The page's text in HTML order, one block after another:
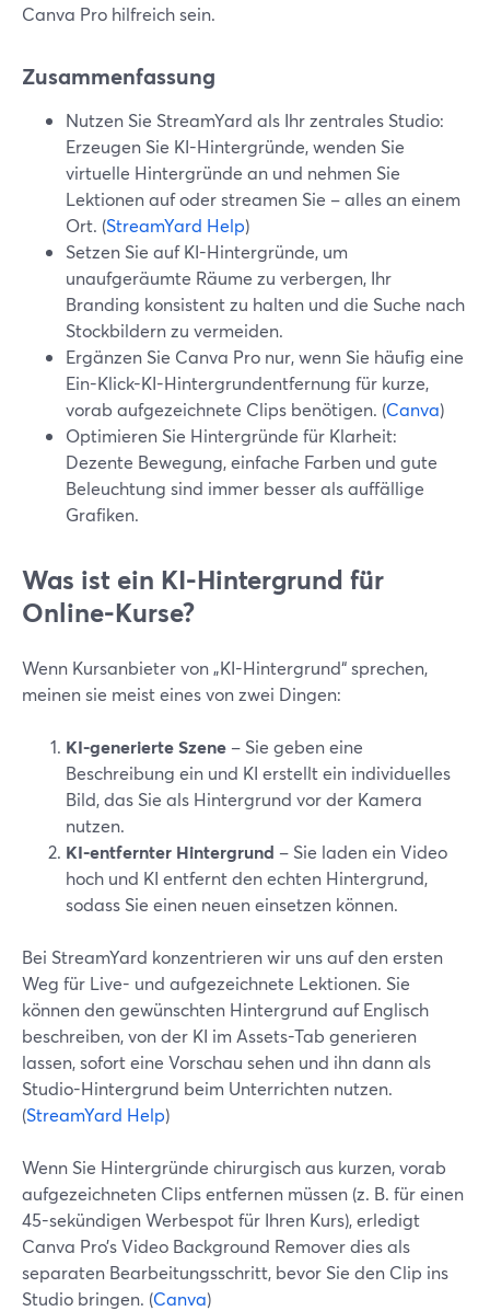
Canva Pro hilfreich sein.
Zusammenfassung
Nutzen Sie StreamYard als Ihr zentrales Studio:
Erzeugen Sie KI-Hintergründe, wenden Sie
virtuelle Hintergründe an und nehmen Sie
Lektionen auf oder streamen Sie – alles an einem
Ort. (StreamYard Help)
Setzen Sie auf KI-Hintergründe, um
unaufgeräumte Räume zu verbergen, Ihr
Branding konsistent zu halten und die Suche nach
Stockbildern zu vermeiden.
Ergänzen Sie Canva Pro nur, wenn Sie häufig eine
Ein-Klick-KI-Hintergrundentfernung für kurze,
vorab aufgezeichnete Clips benötigen. (Canva)
Optimieren Sie Hintergründe für Klarheit:
Dezente Bewegung, einfache Farben und gute
Beleuchtung sind immer besser als auffällige
Grafiken.
Was ist ein KI-Hintergrund für
Online-Kurse?
Wenn Kursanbieter von „KI-Hintergrund“ sprechen,
meinen sie meist eines von zwei Dingen:
KI-generierte Szene – Sie geben eine
Beschreibung ein und KI erstellt ein individuelles
Bild, das Sie als Hintergrund vor der Kamera
nutzen.
KI-entfernter Hintergrund – Sie laden ein Video
hoch und KI entfernt den echten Hintergrund,
sodass Sie einen neuen einsetzen können.
Bei StreamYard konzentrieren wir uns auf den ersten
Weg für Live- und aufgezeichnete Lektionen. Sie
können den gewünschten Hintergrund auf Englisch
beschreiben, von der KI im Assets-Tab generieren
lassen, sofort eine Vorschau sehen und ihn dann als
Studio-Hintergrund beim Unterrichten nutzen.
(StreamYard Help)
Wenn Sie Hintergründe chirurgisch aus kurzen, vorab
aufgezeichneten Clips entfernen müssen (z. B. für einen
45-sekündigen Werbespot für Ihren Kurs), erledigt
Canva Pro’s Video Background Remover dies als
separaten Bearbeitungsschritt, bevor Sie den Clip ins
Studio bringen. (Canva)